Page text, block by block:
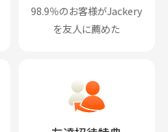
98.9％のお客様がJackery
を友人に薦めた